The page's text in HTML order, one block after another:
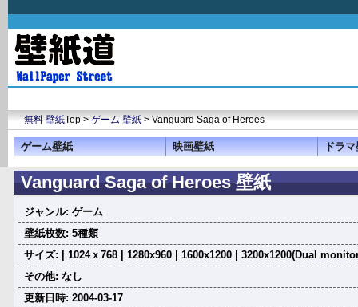
無料 壁紙Top >ゲーム 壁紙> Vanguard Saga of Heroes
ゲーム壁紙 映画壁紙 ドラ
Vanguard Saga of Heroes 壁紙
ジャンル: ゲーム
壁紙枚数: 5種類
サイズ: | 1024ｘ768 | 1280x960 | 1600x1200 | 3200x1200(Dual
その他: なし
更新日時: 2004-03-17